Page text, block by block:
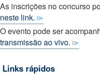
As inscrições no concurso
neste link.
O evento pode ser
transmissão ao vivo.
Links rápidos